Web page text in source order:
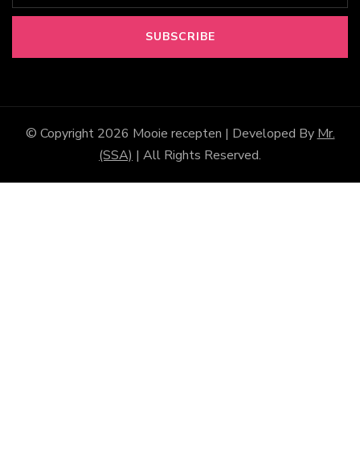
© Copyright 2026 Mooie recepten | Developed By Mr.
(SSA) | All Rights Reserved.